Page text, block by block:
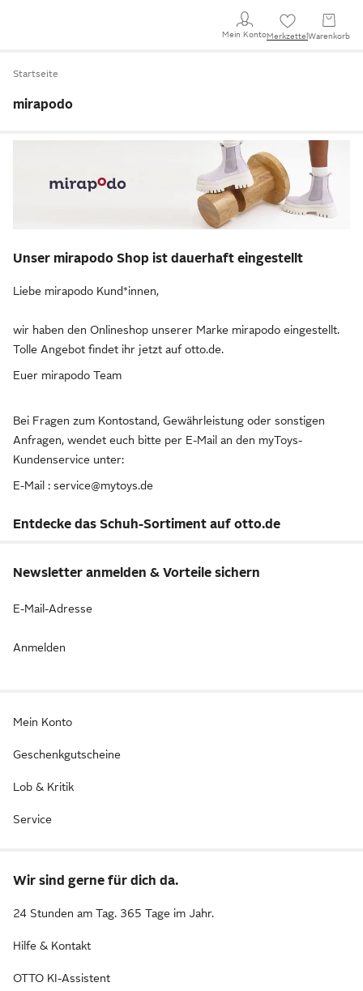
Mein KontoMerkzettel Warenkorb
Startseite
mirapodo
Unser mirapodo Shop ist dauerhaft eingestellt
Liebe mirapodo Kund*innen,
wir haben den Onlineshop unserer Marke mirapodo eingestellt.
Tolle Angebot findet ihr jetzt auf otto.de.
Euer mirapodo Team
Bei Fragen zum Kontostand, Gewährleistung oder sonstigen
Anfragen, wendet euch bitte per E-Mail an den myToys-
Kundenservice unter:
E-Mail : service@mytoys.de
Entdecke das Schuh-Sortiment auf otto.de
Newsletter anmelden & Vorteile sichern
E-Mail-Adresse
Anmelden
Mein Konto
Geschenkgutscheine
Lob & Kritik
Service
Wir sind gerne für dich da.
24 Stunden am Tag. 365 Tage im Jahr.
Hilfe & Kontakt
OTTO KI-Assistent